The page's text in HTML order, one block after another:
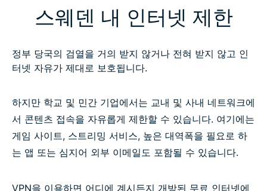
스웨덴 내 인터넷 제한
정부 당국의 검열을 거의 받지 않거나 전혀 받지 않고 인
터넷 자유가 제대로 보호됩니다.
하지만 학교 및 민간 기업에서는 교내 및 사내 네트워크에
서 콘텐츠 접속을 자유롭게 제한할 수 있습니다. 여기에는
게임 사이트, 스트리밍 서비스, 높은 대역폭을 필요로 하
는 앱 또는 심지어 외부 이메일도 포함될 수 있습니다.
VPN을 이용하면 어디에 계시든지 개방된 무료 인터넷에